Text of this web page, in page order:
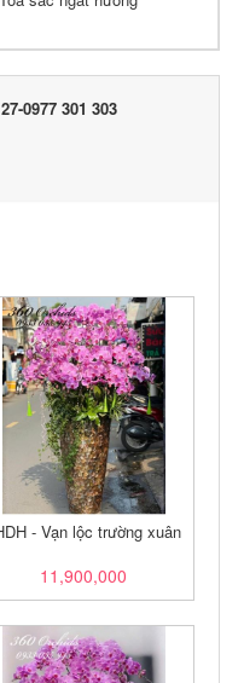
0977 301 303
- Vạn lộc trường xuân
11,900,000